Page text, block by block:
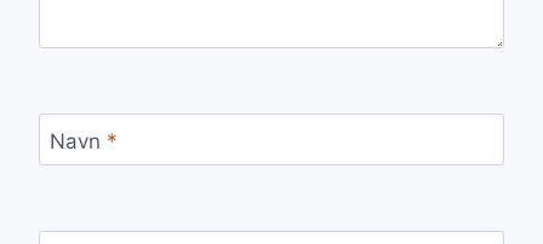
Navn *